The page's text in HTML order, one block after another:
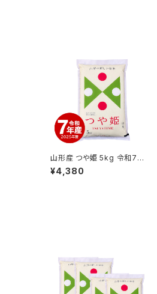
山形産 つや姫 5kg 令和7年
産
¥4,380